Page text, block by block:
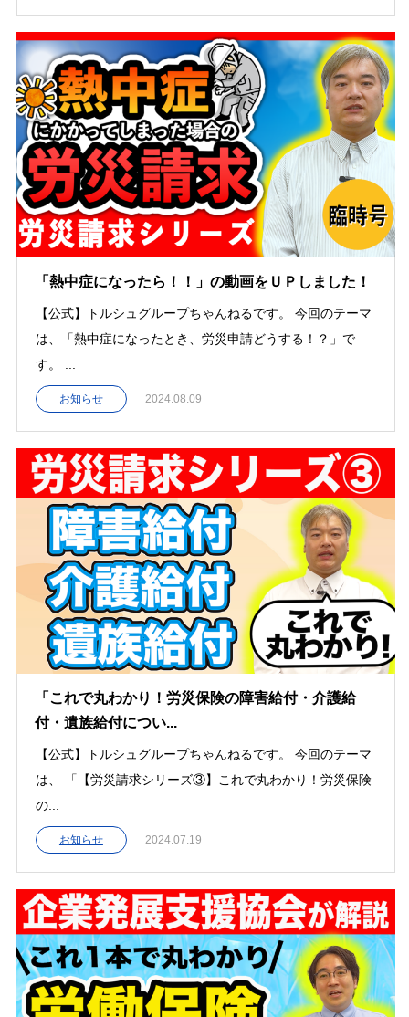
「熱中症になったら！！」の動画をＵＰしました！
【公式】トルシュグループちゃんねるです。 今回のテーマ
は、「熱中症になったとき、労災申請どうする！？」で
す。 ...
お知らせ 2024.08.09
「これで丸わかり！労災保険の障害給付・介護給
付・遺族給付につい...
【公式】トルシュグループちゃんねるです。 今回のテーマ
は、 「【労災請求シリーズ③】これで丸わかり！労災保険
の...
お知らせ 2024.07.19